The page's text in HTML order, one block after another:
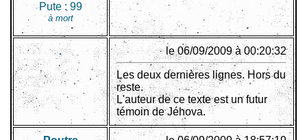
Pute : 99
à mort
. le 06/09/2009 à 00:20:32
Les deux dernières lignes. Hors du
reste.
L'auteur de ce texte est un futur
témoin de Jéhova.